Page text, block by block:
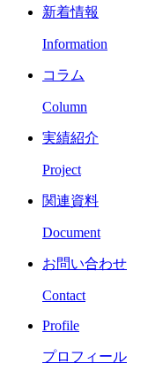
新着情報
Information
コラム
Column
実績紹介
Project
関連資料
Document
お問い合わせ
Contact
Profile
プロフィール